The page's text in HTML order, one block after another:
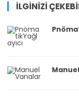
İLGİNİZİ